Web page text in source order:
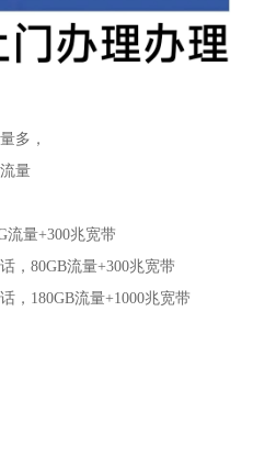
多，
量
流量+300兆宽带
，80GB流量+300兆宽带
，180GB流量+1000兆宽带